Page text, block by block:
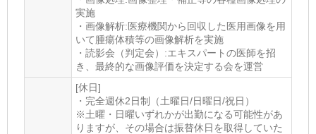
実施
・画像解析:医療機関から回収した医用画像を用
いて腫瘍体積等の画像解析を実施
・読影会（判定会）:エキスパートの医師を招
き、最終的な画像評価を決定する会を運営
[休日]
・完全週休2日制（土曜日/日曜日/祝日）
※土曜・日曜いずれかが出勤になる可能性があ
りますが、その場合は振替休日を取得していた